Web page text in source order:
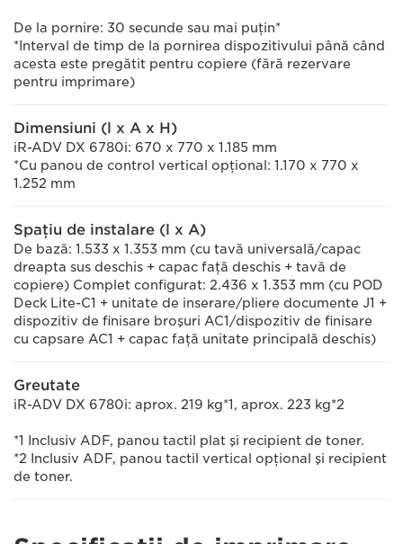
De la pornire: 30 secunde sau mai puţin*
*Interval de timp de la pornirea dispozitivului până când
acesta este pregătit pentru copiere (fără rezervare
pentru imprimare)
Dimensiuni (l x A x H)
iR-ADV DX 6780i: 670 x 770 x 1.185 mm
*Cu panou de control vertical opţional: 1.170 x 770 x
1.252 mm
Spaţiu de instalare (l x A)
De bază: 1.533 x 1.353 mm (cu tavă universală/capac
dreapta sus deschis + capac faţă deschis + tavă de
copiere) Complet configurat: 2.436 x 1.353 mm (cu POD
Deck Lite-C1 + unitate de inserare/pliere documente J1 +
dispozitiv de finisare broşuri AC1/dispozitiv de finisare
cu capsare AC1 + capac faţă unitate principală deschis)
Greutate
iR-ADV DX 6780i: aprox. 219 kg*1, aprox. 223 kg*2
*1 Inclusiv ADF, panou tactil plat şi recipient de toner.
*2 Inclusiv ADF, panou tactil vertical opţional şi recipient
de toner.